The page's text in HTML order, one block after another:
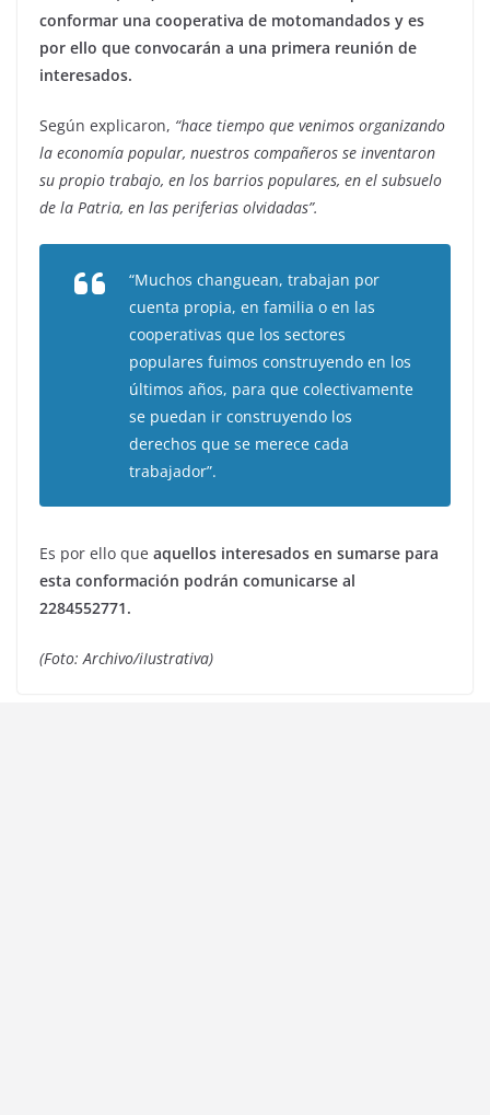
conformar una cooperativa de motomandados y es
por ello que convocarán a una primera reunión de
interesados.
Según explicaron, “hace tiempo que venimos organizando
la economía popular, nuestros compañeros se inventaron
su propio trabajo, en los barrios populares, en el subsuelo
de la Patria, en las periferias olvidadas”.
“Muchos changuean, trabajan por
cuenta propia, en familia o en las
cooperativas que los sectores
populares fuimos construyendo en los
últimos años, para que colectivamente
se puedan ir construyendo los
derechos que se merece cada
trabajador”.
Es por ello que aquellos interesados en sumarse para
esta conformación podrán comunicarse al
2284552771.
(Foto: Archivo/iIustrativa)